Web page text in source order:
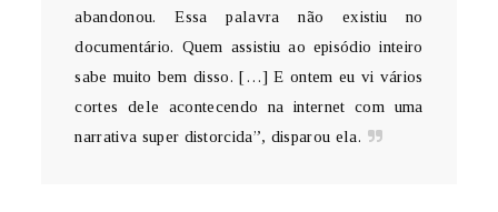
abandonou. Essa palavra não existiu no
documentário. Quem assistiu ao episódio inteiro
sabe muito bem disso. […] E ontem eu vi vários
cortes dele acontecendo na internet com uma
narrativa super distorcida”, disparou ela.